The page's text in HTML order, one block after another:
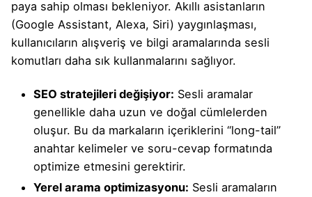
paya sahip olması bekleniyor. Akıllı asistanların
(Google Assistant, Alexa, Siri) yaygınlaşması,
kullanıcıların alışveriş ve bilgi aramalarında sesli
komutları daha sık kullanmalarını sağlıyor.
SEO stratejileri değişiyor: Sesli aramalar
genellikle daha uzun ve doğal cümlelerden
oluşur. Bu da markaların içeriklerini “long-tail”
anahtar kelimeler ve soru-cevap formatında
optimize etmesini gerektirir.
Yerel arama optimizasyonu: Sesli aramaların